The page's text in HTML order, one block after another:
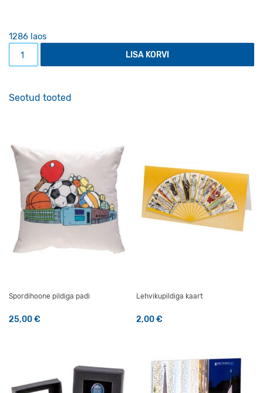
1286 laos
Kaisu-Tiksu kogus
LISA KORVI
Seotud tooted
Spordihoone pildiga padi
25,00€
Lehvikupildiga kaart
2,00€